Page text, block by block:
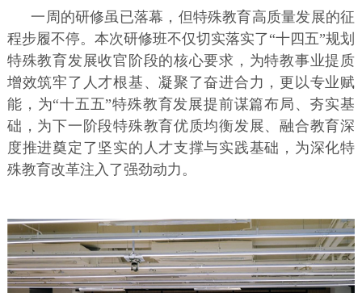
一周的研修虽已落幕，但特殊教育高质量发展的征
程步履不停。本次研修班不仅切实落实了“十四五”规划
特殊教育发展收官阶段的核心要求，为特教事业提质
增效筑牢了人才根基、凝聚了奋进合力，更以专业赋
能，为“十五五”特殊教育发展提前谋篇布局、夯实基
础，为下一阶段特殊教育优质均衡发展、融合教育深
度推进奠定了坚实的人才支撑与实践基础，为深化特
殊教育改革注入了强劲动力。